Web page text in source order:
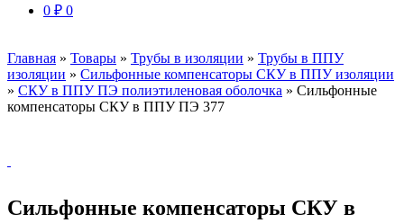
0 ₽ 0
Главная » Товары » Трубы в изоляции » Трубы в ППУ
изоляции » Сильфонные компенсаторы СКУ в ППУ изоляции
» СКУ в ППУ ПЭ полиэтиленовая оболочка » Сильфонные
компенсаторы СКУ в ППУ ПЭ 377
Сильфонные компенсаторы СКУ в